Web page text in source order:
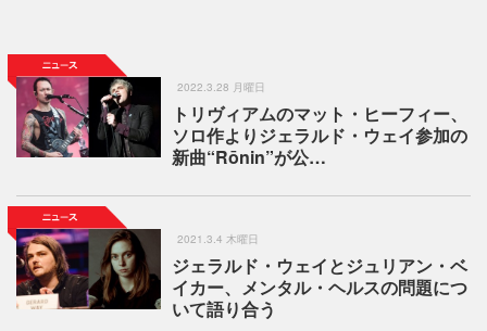
2022.3.28 月曜日
トリヴィアムのマット・ヒーフィー、
ソロ作よりジェラルド・ウェイ参加の
新曲“Rōnin”が公…
2021.3.4 木曜日
ジェラルド・ウェイとジュリアン・ベ
イカー、メンタル・ヘルスの問題につ
いて語り合う